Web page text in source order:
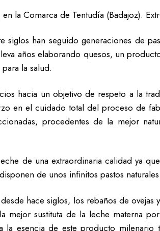
la Comarca de Tentudía (Badajoz).
han seguido generaciones de
años elaborando quesos, un
la salud.
hacia un objetivo de respeto a la
en el cuidado total del proceso de
procedentes de la mejor
de una extraordinaria calidad ya
de unos infinitos pastos naturales.
hace siglos, los rebaños de
mejor sustituta de la leche materna
esencia de este producto milenario